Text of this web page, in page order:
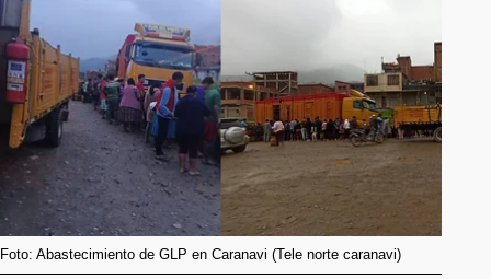
Foto: Abastecimiento de GLP en Caranavi (Tele norte caranavi)